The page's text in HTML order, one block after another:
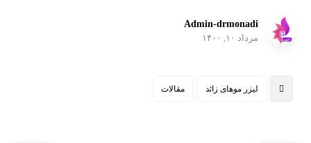
Admin-drmonadi
مرداد ۱۰, ۱۴۰۰
لیزر موهای زائد مقالات